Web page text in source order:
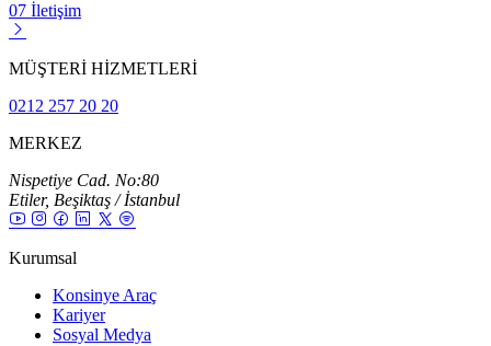
İletişim
MÜŞTERİ HİZMETLERİ
0212 257 20 20
MERKEZ
Nispetiye Cad. No:80
Etiler, Beşiktaş / İstanbul
Kurumsal
Konsinye Araç
Kariyer
Sosyal Medya